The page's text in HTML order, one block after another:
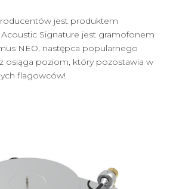
jest produktem
Signature jest gramofonem
NEO, następca popularnego
osiąga poziom, który pozostawia w
flagowców!